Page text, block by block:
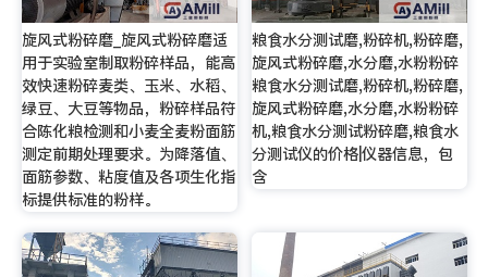
旋风式粉碎磨_旋风式粉碎磨适
用于实验室制取粉碎样品，能高
效快速粉碎麦类、玉米、水稻、
绿豆、大豆等物品，粉碎样品符
合陈化粮检测和小麦全麦粉面筋
测定前期处理要求。为降落值、
面筋参数、粘度值及各项生化指
标提供标准的粉样。
粮食水分测试磨,粉碎机,粉碎磨,
旋风式粉碎磨,水分磨,水粉粉碎
粮食水分测试磨,粉碎机,粉碎磨,
旋风式粉碎磨,水分磨,水粉粉碎
机,粮食水分测试粉碎磨,粮食水
分测试仪的价格|仪器信息，包
含